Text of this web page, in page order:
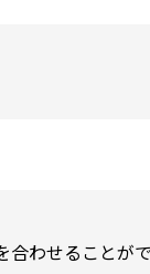
合わせることが